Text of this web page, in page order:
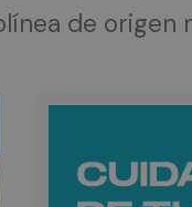
de origen